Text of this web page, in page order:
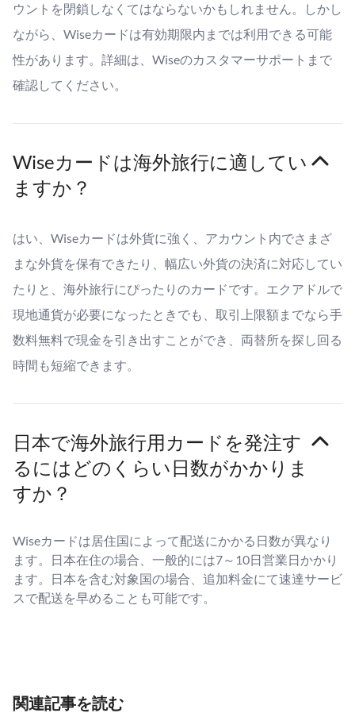
ウントを閉鎖しなくてはならないかもしれません。しかし
ながら、Wiseカードは有効期限内までは利用できる可能
性があります。詳細は、Wiseのカスタマーサポートまで
確認してください。
Wiseカードは海外旅行に適してい
ますか？
はい、Wiseカードは外貨に強く、アカウント内でさまざ
まな外貨を保有できたり、幅広い外貨の決済に対応してい
たりと、海外旅行にぴったりのカードです。エクアドルで
現地通貨が必要になったときでも、取引上限額までなら手
数料無料で現金を引き出すことができ、両替所を探し回る
時間も短縮できます。
日本で海外旅行用カードを発注す
るにはどのくらい日数がかかりま
すか？
Wiseカードは居住国によって配送にかかる日数が異なり
ます。日本在住の場合、一般的には7～10日営業日かかり
ます。日本を含む対象国の場合、追加料金にて速達サービ
スで配送を早めることも可能です。
関連記事を読む